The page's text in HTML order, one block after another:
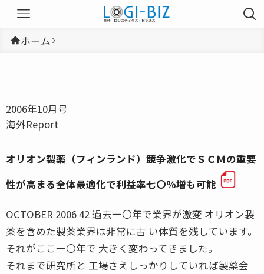
ホーム
2006年10月号
海外Report
オリオン製薬（フィンランド）競争激化でＳＣＭの重要
性が高まる全体最適化で利益率七〇％増も可能
OCTOBER 2006 42 過去一〇年で業界が激変 オリオン製
薬を含めた製薬業界は非常に古 い体質を残しています。
それがここ一〇年で 大きく変わってきました。
それまで研究所と 工場さえしっかりしていれば製薬会